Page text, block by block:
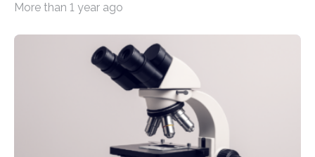
hochrangige wissenschaftliche Publikation zum Thema
Schlaganfall“ mit Sitz in Würzburg fördert die
Schlaganfallforschung, um die Behandlung der
Betroffenen zu verbessern. Dazu schreibt sie auch in
diesem Jahr wieder deutschlandweit den Hentschel-
Preis aus. Er richtet sich gezielt an jüngere
Forscherinnen und Forscher unter 40 Jahren. Geehrt
werden soll eine herausragende Doktorarbeit oder eine
More than 1 year ago